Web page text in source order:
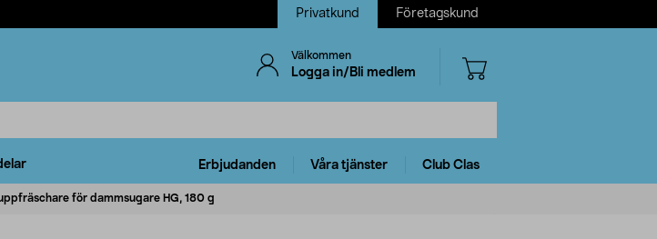
Privatkund Företagskund
Välkommen
Logga in/Bli medlem
Erbjudanden Våra tjänster Club Clas
för dammsugare HG, 180 g